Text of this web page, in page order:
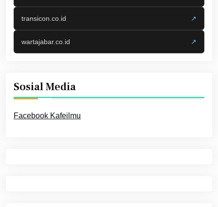
transicon.co.id ↗
wartajabar.co.id ↗
Sosial Media
Facebook Kafeilmu